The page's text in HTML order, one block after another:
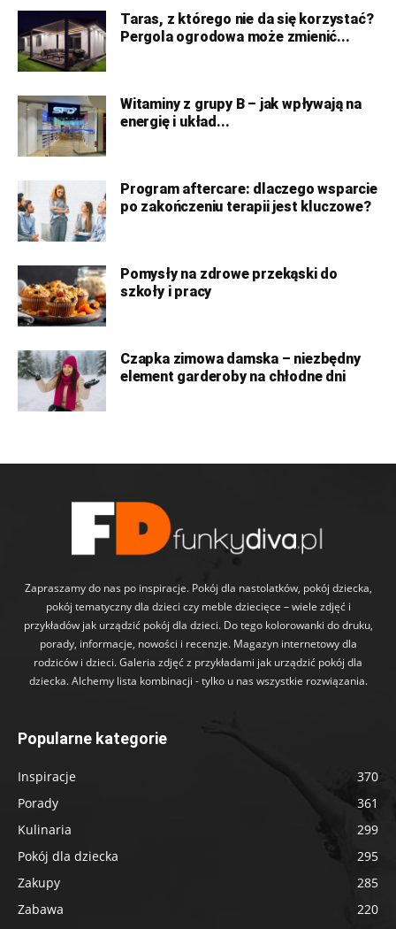
Taras, z którego nie da się korzystać?
Pergola ogrodowa może zmienić...
Witaminy z grupy B – jak wpływają na
energię i układ...
Program aftercare: dlaczego wsparcie
po zakończeniu terapii jest kluczowe?
Pomysły na zdrowe przekąski do
szkoły i pracy
Czapka zimowa damska – niezbędny
element garderoby na chłodne dni
Zapraszamy do nas po inspiracje. Pokój dla nastolatków, pokój dziecka,
pokój tematyczny dla dzieci czy meble dziecięce – wiele zdjęć i
przykładów jak urządzić pokój dla dzieci. Do tego kolorowanki do druku,
porady, informacje, nowości i recenzje. Magazyn internetowy dla
rodziców i dzieci. Galeria zdjęć z przykładami jak urządzić pokój dla
dziecka. Alchemy lista kombinacji - tylko u nas wszystkie rozwiązania.
Popularne kategorie
Inspiracje
370
Porady
361
Kulinaria
299
Pokój dla dziecka
295
Zakupy
285
Zabawa
220